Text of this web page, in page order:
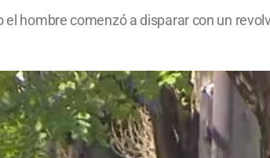
hombre comenzó a disparar con un